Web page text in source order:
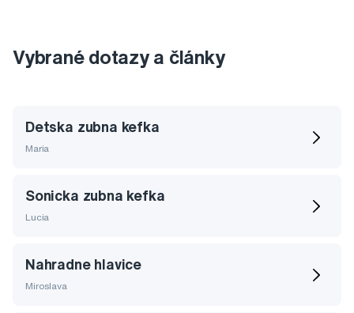
Vybrané dotazy a články
Detska zubna kefka
Maria
Sonicka zubna kefka
Lucia
Nahradne hlavice
Miroslava